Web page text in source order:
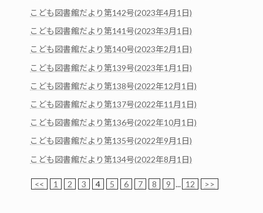
こども図書館だより第142号(2023年4月1日)
こども図書館だより第141号(2023年3月1日)
こども図書館だより第140号(2023年2月1日)
こども図書館だより第139号(2023年1月1日)
こども図書館だより第138号(2022年12月1日)
こども図書館だより第137号(2022年11月1日)
こども図書館だより第136号(2022年10月1日)
こども図書館だより第135号(2022年9月1日)
こども図書館だより第134号(2022年8月1日)
<< 1 2 3 4 5 6 7 8 9 ... 12 >>